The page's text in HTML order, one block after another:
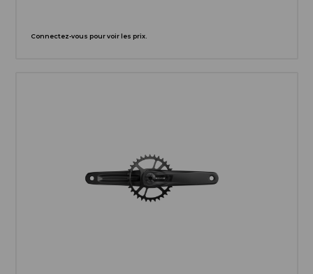
Connectez-vous pour voir les prix.